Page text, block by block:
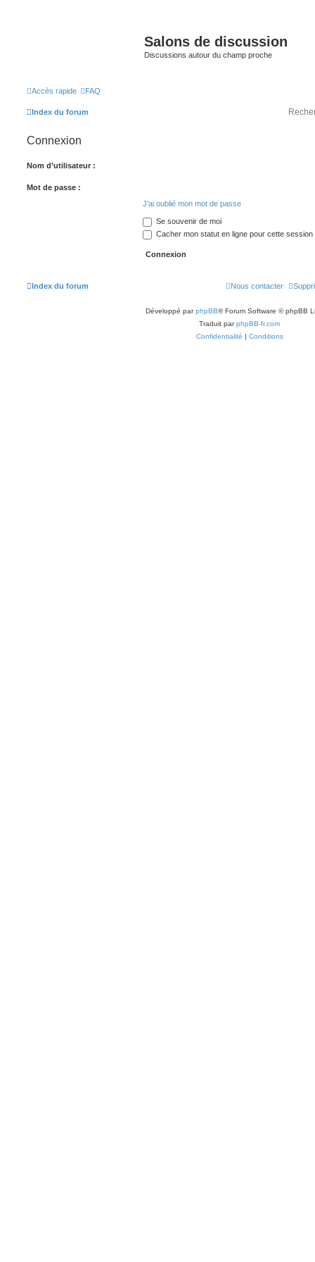
Salons de discussion
Discussions autour du champ proche
Accès rapide FAQ
Index du forum
Connexion
Nom d’utilisateur :
Mot de passe :
J’ai oublié mon mot de passe
Se souvenir de moi
Cacher mon statut en ligne pour cette session
Index du forum Nous contacter
Développé parphpBB® Forum Software © phpBB
Traduit parphpBB-fr.com
Confidentialité | Conditions